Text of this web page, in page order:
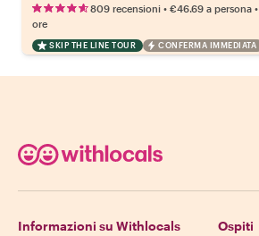
809 recensioni • €46.69 a persona •
ore
SKIP THE LINE TOUR CONFERMA IMMEDIATA
Informazioni su Withlocals Ospiti